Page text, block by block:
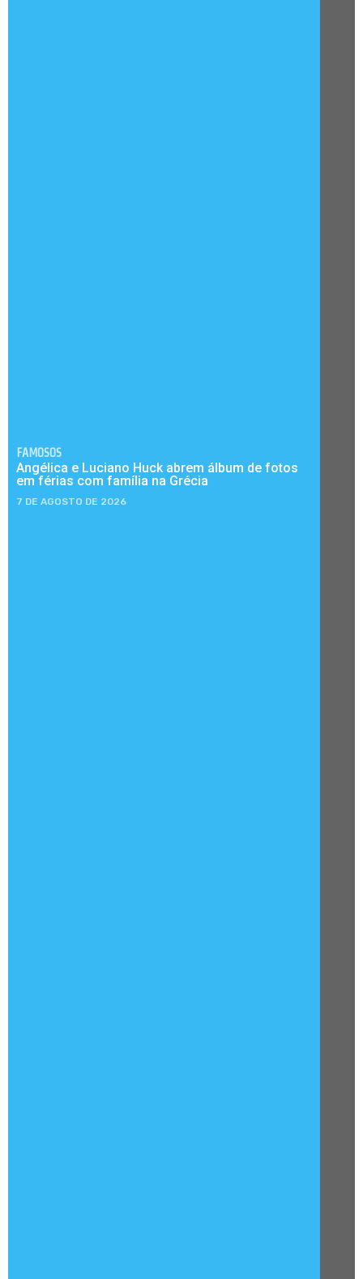
FAMOSOS
Angélica e Luciano Huck abrem álbum de fotos
em férias com família na Grécia
7 DE AGOSTO DE 2026